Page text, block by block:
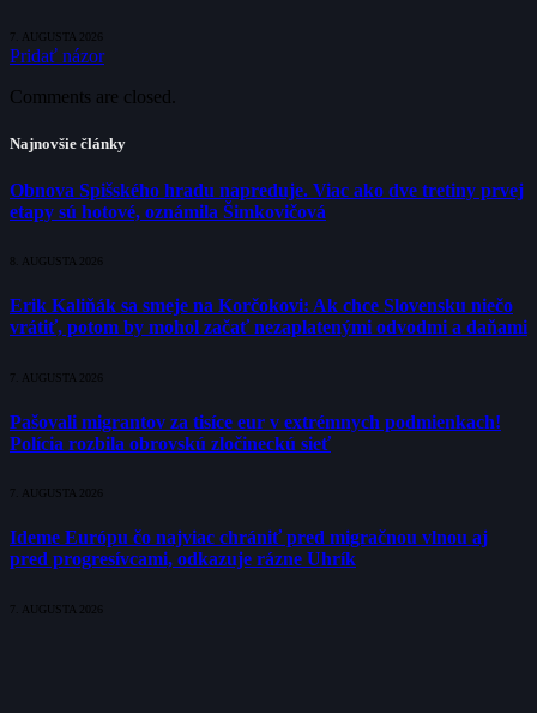
7. AUGUSTA 2026
Pridať názor
Comments are closed.
Najnovšie články
Obnova Spišského hradu napreduje. Viac ako dve tretiny prvej
etapy sú hotové, oznámila Šimkovičová
8. AUGUSTA 2026
Erik Kaliňák sa smeje na Korčokovi: Ak chce Slovensku niečo
vrátiť, potom by mohol začať nezaplatenými odvodmi a daňami
7. AUGUSTA 2026
Pašovali migrantov za tisíce eur v extrémnych podmienkach!
Polícia rozbila obrovskú zločineckú sieť
7. AUGUSTA 2026
Ideme Európu čo najviac chrániť pred migračnou vlnou aj
pred progresívcami, odkazuje rázne Uhrík
7. AUGUSTA 2026